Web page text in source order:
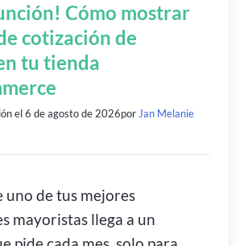
Cómo mostrar
cotización de
tu tienda
el6 de agosto de 2026porJan Melanie
uno de tus mejores
mayoristas llega a un